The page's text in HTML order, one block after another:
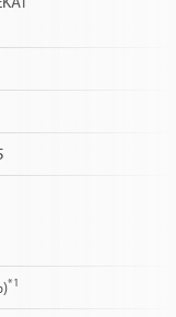
*1